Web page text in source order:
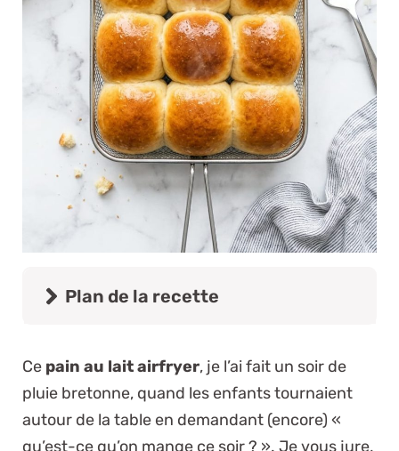
Plan de la recette
Ce pain au lait airfryer, je l’ai fait un soir de
pluie bretonne, quand les enfants tournaient
autour de la table en demandant (encore) «
qu’est-ce qu’on mange ce soir ? ». Je vous jure,